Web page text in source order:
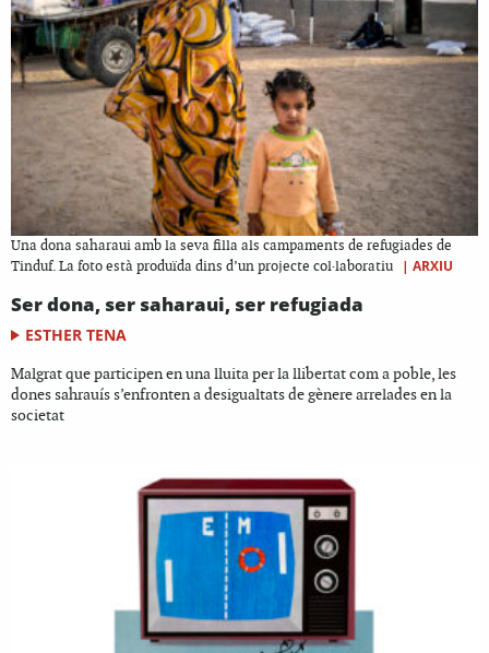
Una dona saharaui amb la seva filla als campaments de refugiades de
Tinduf. La foto està produïda dins d’un projecte col·laboratiu
| ARXIU
Ser dona, ser saharaui, ser refugiada
ESTHER TENA
Malgrat que participen en una lluita per la llibertat com a poble, les
dones sahrauís s’enfronten a desigualtats de gènere arrelades en la
societat